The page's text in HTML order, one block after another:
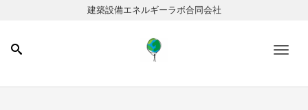
建築設備エネルギーラボ合同会社